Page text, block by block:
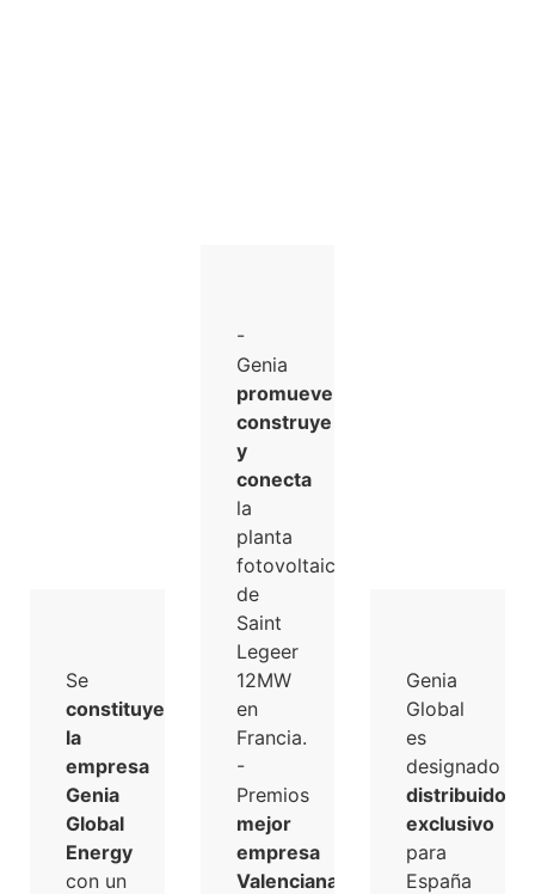
Se
constituye
la
empresa
Genia
Global
Energy
con un
-
Genia
promueve,
construye
y
conecta
la
planta
fotovoltaica
de
Saint
Legeer
12MW
en
Francia.
-
Premios
mejor
empresa
Valenciana
Genia
Global
es
designado
distribuidor
exclusivo
para
España